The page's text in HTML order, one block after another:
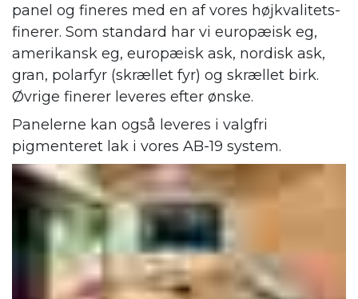
panel og fineres med en af vores højkvalitets-
finerer. Som standard har vi europæisk eg,
amerikansk eg, europæisk ask, nordisk ask,
gran, polarfyr (skrællet fyr) og skrællet birk.
Øvrige finerer leveres efter ønske.
Panelerne kan også leveres i valgfri
pigmenteret lak i vores AB-19 system.